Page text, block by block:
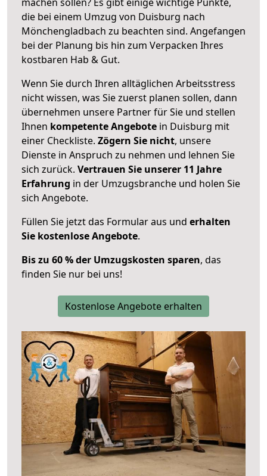
die bei einem Umzug von Duisburg nach
Mönchengladbach zu beachten sind. Angefangen
bei der Planung bis hin zum Verpacken Ihres
kostbaren Hab & Gut.
Wenn Sie durch Ihren alltäglichen Arbeitsstress
nicht wissen, was Sie zuerst planen sollen, dann
übernehmen unsere Partner für Sie und stellen
Ihnen kompetente Angebote in Duisburg mit
einer Checkliste. Zögern Sie nicht, unsere
Dienste in Anspruch zu nehmen und lehnen Sie
sich zurück. Vertrauen Sie unserer 11 Jahre
Erfahrung in der Umzugsbranche und holen Sie
sich Angebote.
Füllen Sie jetzt das Formular aus und erhalten
Sie kostenlose Angebote.
Bis zu 60 % der Umzugskosten sparen, das
finden Sie nur bei uns!
Kostenlose Angebote erhalten